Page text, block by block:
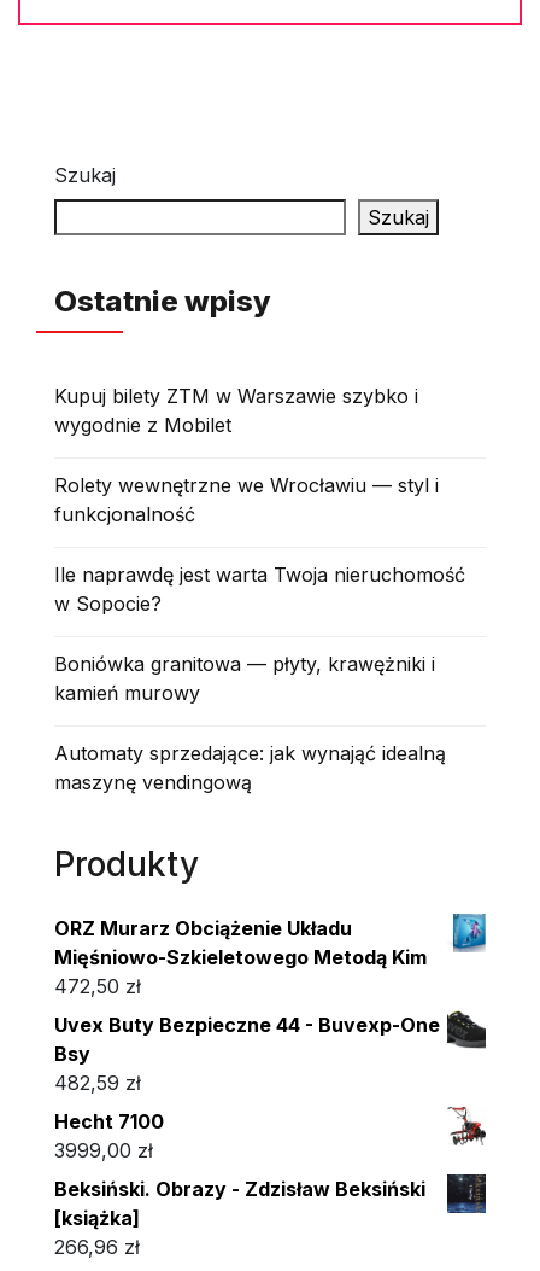
Szukaj
Szukaj
Ostatnie wpisy
Kupuj bilety ZTM w Warszawie szybko i
wygodnie z Mobilet
Rolety wewnętrzne we Wrocławiu — styl i
funkcjonalność
Ile naprawdę jest warta Twoja nieruchomość
w Sopocie?
Boniówka granitowa — płyty, krawężniki i
kamień murowy
Automaty sprzedające: jak wynająć idealną
maszynę vendingową
Produkty
ORZ Murarz Obciążenie Układu
Mięśniowo-Szkieletowego Metodą Kim
472,50 zł
Uvex Buty Bezpieczne 44 - Buvexp-One
Bsy
482,59 zł
Hecht 7100
3999,00 zł
Beksiński. Obrazy - Zdzisław Beksiński
[książka]
266,96 zł